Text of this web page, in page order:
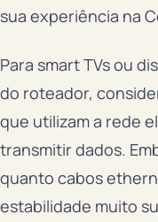
sua experiência na
Para smart TVs ou
do roteador,
que utilizam a rede
transmitir dados.
quanto cabos
estabilidade muito